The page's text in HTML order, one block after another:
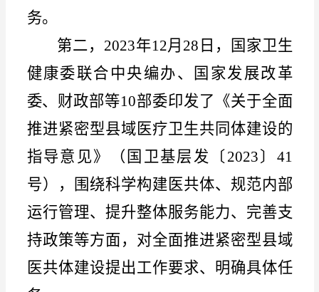
务。
第二， 2023年12月28日，国家卫生
健康委联合中央编办、国家发展改革
委、财政部等10部委印发了《关于全面
推进紧密型县域医疗卫生共同体建设的
指导意见》（国卫基层发〔2023〕41
号），围绕科学构建医共体、规范内部
运行管理、提升整体服务能力、完善支
持政策等方面，对全面推进紧密型县域
医共体建设提出工作要求、明确具体任